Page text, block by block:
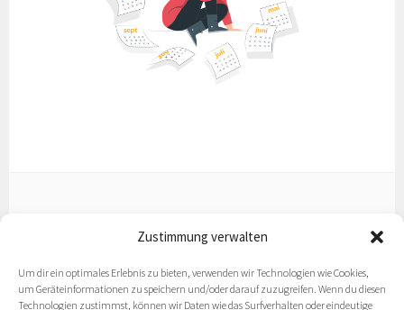
Zustimmung verwalten
Um dir ein optimales Erlebnis zu bieten, verwenden wir Technologien wie Cookies,
um Geräteinformationen zu speichern und/oder darauf zuzugreifen. Wenn du diesen
Technologien zustimmst, können wir Daten wie das Surfverhalten oder eindeutige
Impressum